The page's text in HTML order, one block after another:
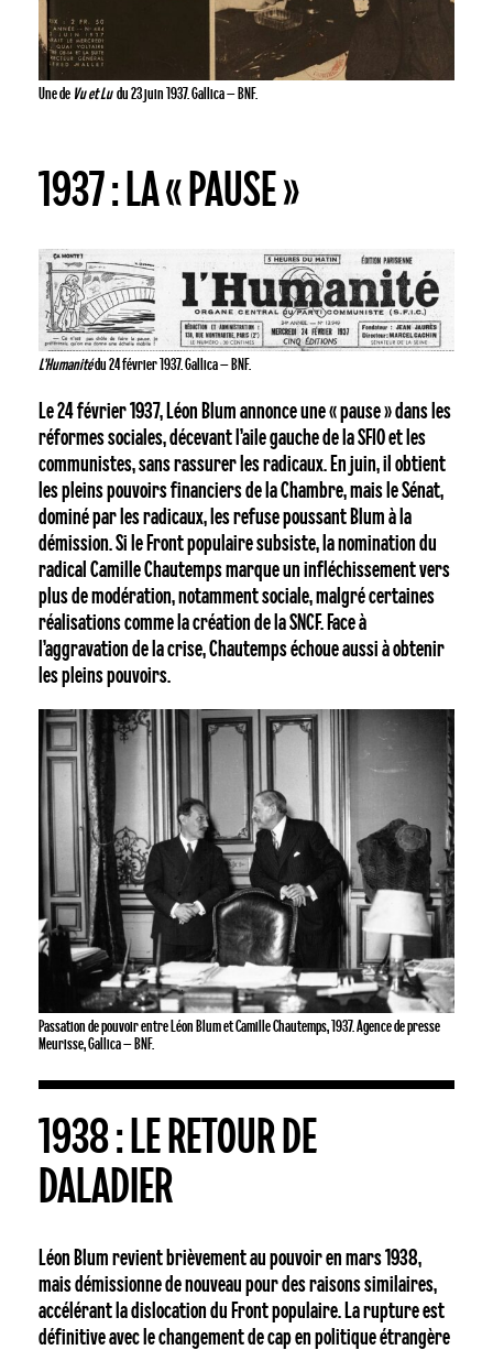
Une de Vu et Ludu 23 juin 1937. Gallica – BNF.
1937 : LA « PAUSE »
L’Humanitédu 24 février 1937. Gallica – BNF.
Le 24 février 1937, Léon Blum annonce une « pause » dans les
réformes sociales, décevant l’aile gauche de la SFIO et les
communistes, sans rassurer les radicaux. En juin, il obtient
les pleins pouvoirs financiers de la Chambre, mais le Sénat,
dominé par les radicaux, les refuse poussant Blum à la
démission. Si le Front populaire subsiste, la nomination du
radical Camille Chautemps marque un infléchissement vers
plus de modération, notamment sociale, malgré certaines
réalisations comme la création de la SNCF. Face à
l’aggravation de la crise, Chautemps échoue aussi à obtenir
les pleins pouvoirs.
Passation de pouvoir entre Léon Blum et Camille Chautemps, 1937. Agence de presse
Meurisse, Gallica – BNF.
1938 : LE RETOUR DE
DALADIER
Léon Blum revient brièvement au pouvoir en mars 1938,
mais démissionne de nouveau pour des raisons similaires,
accélérant la dislocation du Front populaire. La rupture est
définitive avec le changement de cap en politique étrangère